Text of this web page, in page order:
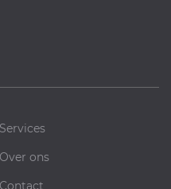
Services
Over ons
Contact